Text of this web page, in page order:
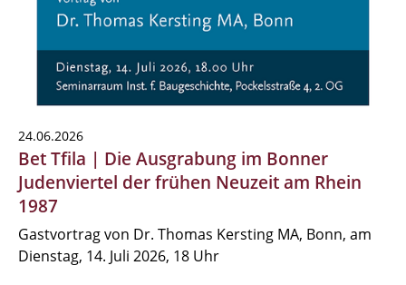
24.06.2026
Bet Tfila | Die Ausgrabung im Bonner
Judenviertel der frühen Neuzeit am Rhein
1987
Gastvortrag von Dr. Thomas Kersting MA, Bonn, am
Dienstag, 14. Juli 2026, 18 Uhr